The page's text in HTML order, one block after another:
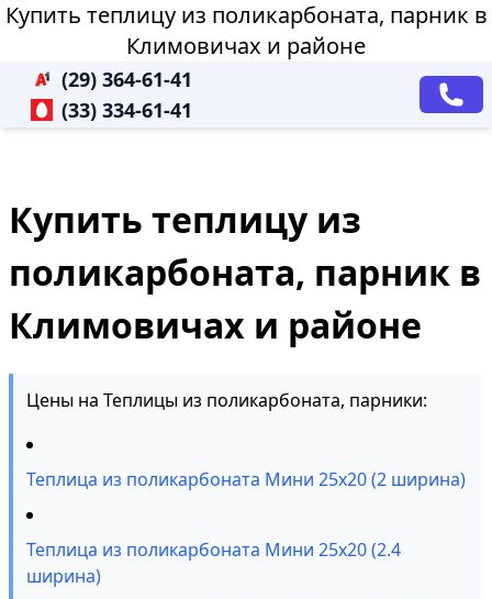
Купить теплицу из поликарбоната, парник в
Климовичах и районе
(29) 364-61-41
(33) 334-61-41
Купить теплицу из
поликарбоната, парник в
Климовичах и районе
Цены на Теплицы из поликарбоната, парники:
Теплица из поликарбоната Мини 25х20 (2 ширина)
Теплица из поликарбоната Мини 25х20 (2.4
ширина)